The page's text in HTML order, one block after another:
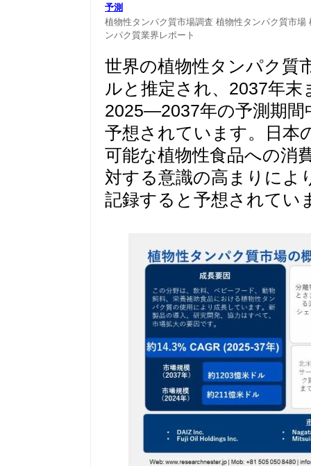
予測
植物性タンパク質市場調査 植物性タンパク質市場
ンパク質業界レポート
世界の植物性タンパク質
ルと推定され、2037年
2025―2037年の予測期間
予想されています。日本
可能な植物性食品への消
対する意識の高まりによ
記録すると予想されてい